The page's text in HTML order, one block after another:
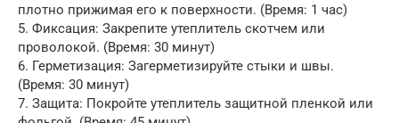
плотно прижимая его к поверхности. (Время: 1 час)
5. Фиксация: Закрепите утеплитель скотчем или
проволокой. (Время: 30 минут)
6. Герметизация: Загерметизируйте стыки и швы.
(Время: 30 минут)
7. Защита: Покройте утеплитель защитной пленкой или